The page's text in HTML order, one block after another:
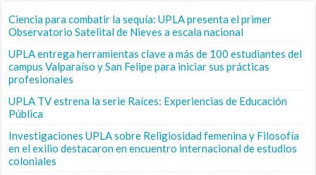
Ciencia para combatir la sequía: UPLA presenta el primer
Observatorio Satelital de Nieves a escala nacional
UPLA entrega herramientas clave a más de 100 estudiantes del
campus Valparaíso y San Felipe para iniciar sus prácticas
profesionales
UPLA TV estrena la serie Raíces: Experiencias de Educación
Pública
Investigaciones UPLA sobre Religiosidad femenina y Filosofía
en el exilio destacaron en encuentro internacional de estudios
coloniales